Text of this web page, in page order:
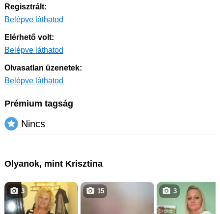
Regisztrált:
Belépve láthatod
Elérhető volt:
Belépve láthatod
Olvasatlan üzenetek:
Belépve láthatod
Prémium tagság
Nincs
Olyanok, mint Krisztina
3 15 3